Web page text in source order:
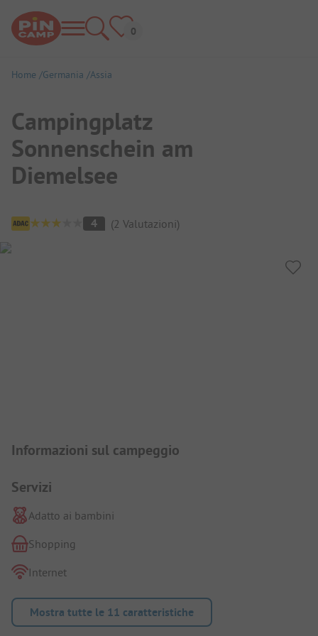
Home Germania Assia
Campingplatz
Sonnenschein am
Diemelsee
Panoramica del campeggio
4 (2 Valutazioni)
Informazioni sul campeggio
Servizi
Adatto ai bambini
Shopping
Internet
Mostra tutte le 11 caratteristiche